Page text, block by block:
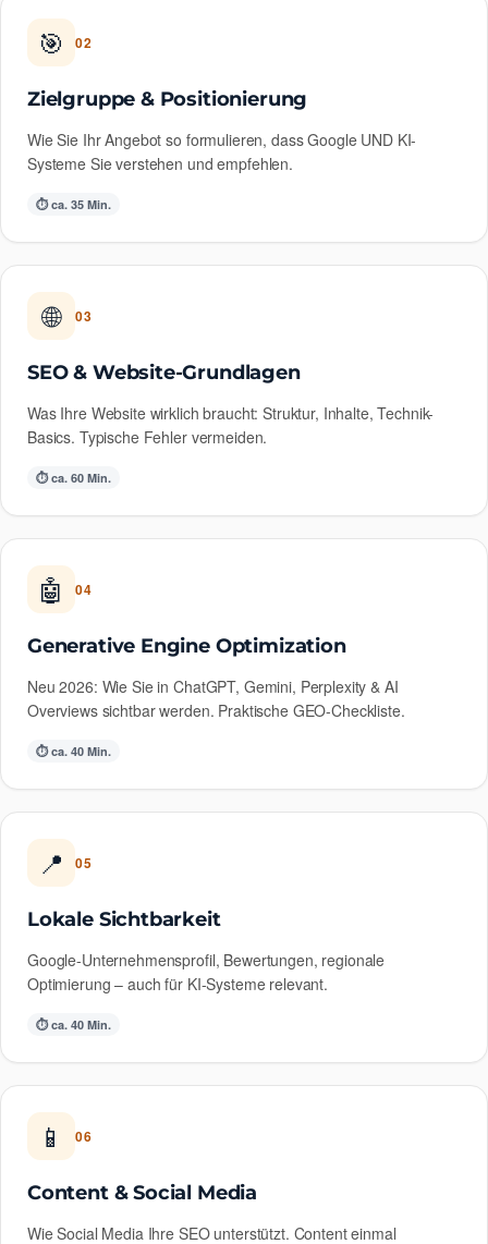
🎯 02
Zielgruppe & Positionierung
Wie Sie Ihr Angebot so formulieren, dass Google UND KI-
Systeme Sie verstehen und empfehlen.
⏱ ca. 35 Min.
🌐 03
SEO & Website-Grundlagen
Was Ihre Website wirklich braucht: Struktur, Inhalte, Technik-
Basics. Typische Fehler vermeiden.
⏱ ca. 60 Min.
🤖 04
Generative Engine Optimization
Neu 2026: Wie Sie in ChatGPT, Gemini, Perplexity & AI
Overviews sichtbar werden. Praktische GEO-Checkliste.
⏱ ca. 40 Min.
📍 05
Lokale Sichtbarkeit
Google-Unternehmensprofil, Bewertungen, regionale
Optimierung – auch für KI-Systeme relevant.
⏱ ca. 40 Min.
📱 06
Content & Social Media
Wie Social Media Ihre SEO unterstützt. Content einmal